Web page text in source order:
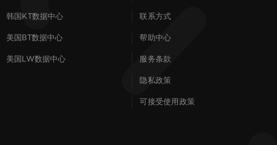
韩国KT数据中心
美国BT数据中心
美国LW数据中心
联系方式
帮助中心
服务条款
隐私政策
可接受使用政策